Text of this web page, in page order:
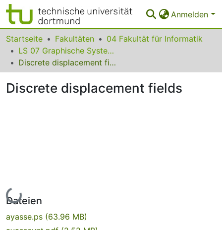
Anmelden
Bereiche & Sammlungen
Das gesamte Repositorium
Startseite Fakultäten
04 Fakultät für Informatik
LS 07 Graphische Systeme
Discrete displacement fields
Discrete displacement fields
Lade...
Dateien
ayasse.ps (63.96 MB)